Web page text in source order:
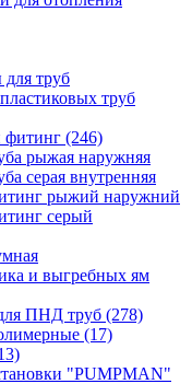
труб
труб
фитинг (246)
рыжая наружняя
серая внутренняя
рыжий наружний
серый
и выгребных ям
ПНД труб (278)
(17)
"PUMPMAN"